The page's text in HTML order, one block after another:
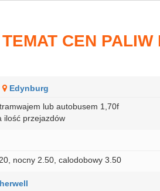
CEN
Edynburg
lub autobusem 1,70f
ilość przejazdów
nocny 2.50, calodobowy 3.50